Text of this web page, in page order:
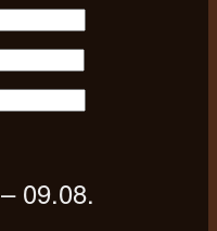
09.08.